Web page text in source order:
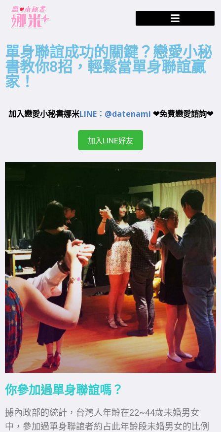
單身聯誼成功的關鍵？戀愛小秘
書教你8招，輕鬆當單身聯誼贏
家！
加入戀愛小秘書娜米LINE：@datenami ❤免費戀愛諮詢❤
加入LINE好友
你參加過單身聯誼嗎？
據內政部的統計，台灣人年齡在22~44歲未婚男女
中，參加過單身聯誼者約占此年齡段未婚男女的比例